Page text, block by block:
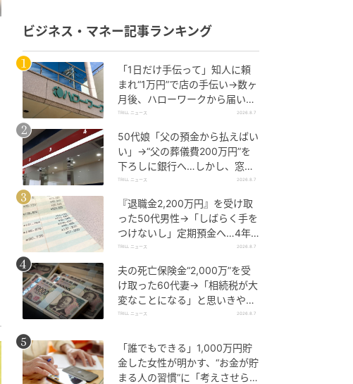
ビジネス・マネー記事ランキング
「1日だけ手伝って」知人に頼
まれ“1万円”で店の手伝い→数ヶ
月後、ハローワークから届いた
電話に50代女性が“青ざめたワ
TRILL ニュース 2026.8.7
50代娘「父の預金から払えばい
い」→“父の葬儀費200万円”を
下ろしに銀行へ…しかし、窓口
で告げられた“恐ろしい事実”に
TRILL ニュース 2026.8.7
『退職金2,200万円』を受け取
った50代男性→「しばらく手を
つけないし」定期預金へ…4年
後、通帳を見て“青ざめたワケ”
TRILL ニュース 2026.8.7
夫の死亡保険金“2,000万”を受
け取った60代妻→「相続税が大
変なことになる」と思いきや…
税理士から受けた“予想外の回
TRILL ニュース 2026.8.7
「誰でもできる」1,000万円貯
金した女性が明かす、“お金が貯
まる人の習慣”に「考えさせられ